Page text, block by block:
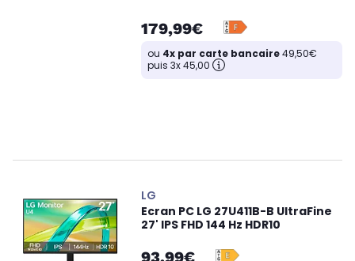
179,99€
ou 4x par carte bancaire49,50€
puis 3x 45,00
LG
Ecran PC LG 27U411B-B UltraFine
27' IPS FHD 144 Hz HDR10
93,99€